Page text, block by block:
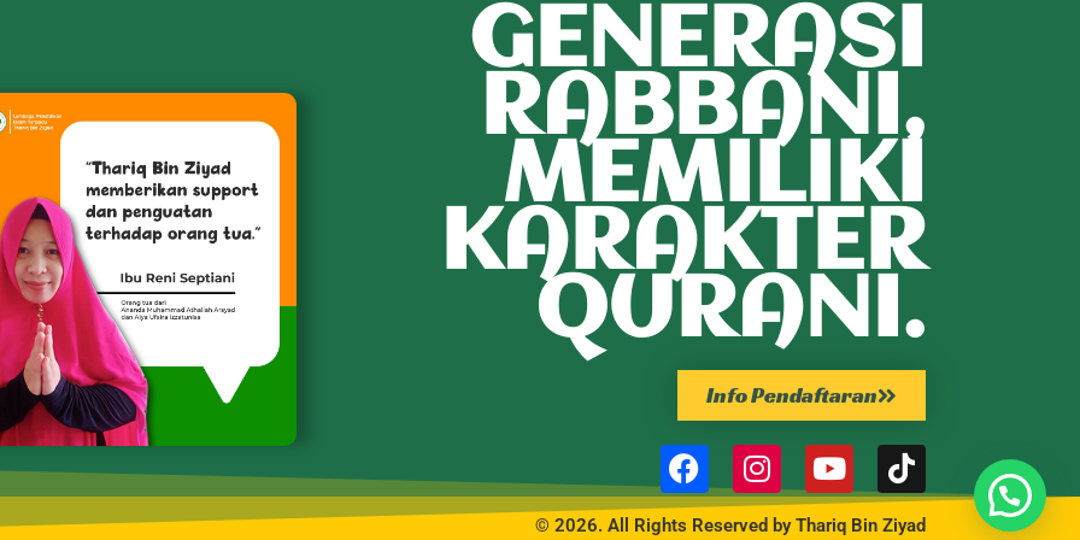
GENERASI
RABBANI,
MEMILIKI
KARAKTER
QURANI.
Info Pendaftaran
© 2026. All Rights Reserved by Thariq Bin Ziyad